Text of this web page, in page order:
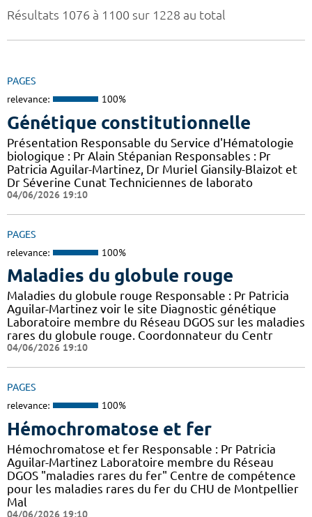
Résultats 1076 à 1100 sur 1228 au total
PAGES
relevance: 100%
Génétique constitutionnelle
Présentation Responsable du Service d'Hématologie
biologique : Pr Alain Stépanian Responsables : Pr
Patricia Aguilar-Martinez, Dr Muriel Giansily-Blaizot et
Dr Séverine Cunat Techniciennes de laborato
04/06/2026 19:10
PAGES
relevance: 100%
Maladies du globule rouge
Maladies du globule rouge Responsable : Pr Patricia
Aguilar-Martinez voir le site Diagnostic génétique
Laboratoire membre du Réseau DGOS sur les maladies
rares du globule rouge. Coordonnateur du Centr
04/06/2026 19:10
PAGES
relevance: 100%
Hémochromatose et fer
Hémochromatose et fer Responsable : Pr Patricia
Aguilar-Martinez Laboratoire membre du Réseau
DGOS "maladies rares du fer" Centre de compétence
pour les maladies rares du fer du CHU de Montpellier
Mal
04/06/2026 19:10